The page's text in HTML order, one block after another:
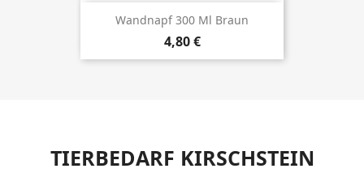
Wandnapf 300 Ml Braun
Preis
4,80 €
TIERBEDARF KIRSCHSTEIN